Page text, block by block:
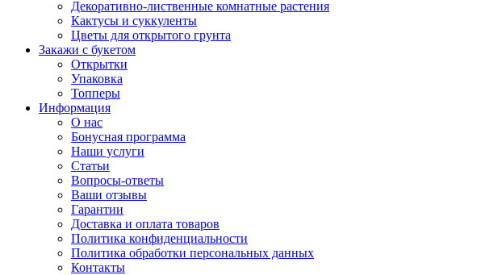
Декоративно-лиственные комнатные растения
Кактусы и суккуленты
Цветы для открытого грунта
Закажи с букетом
Открытки
Упаковка
Топперы
Информация
О нас
Бонусная программа
Наши услуги
Статьи
Вопросы-ответы
Ваши отзывы
Гарантии
Доставка и оплата товаров
Политика конфиденциальности
Политика обработки персональных данных
Контакты